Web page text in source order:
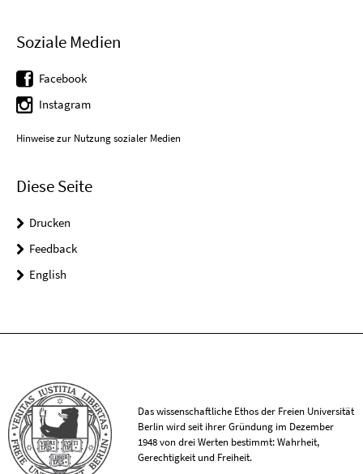
Soziale Medien
Facebook
Instagram
Hinweise zur Nutzung sozialer Medien
Diese Seite
Drucken
Feedback
English
Das wissenschaftliche Ethos der Freien Universität
Berlin wird seit ihrer Gründung im Dezember
1948 von drei Werten bestimmt: Wahrheit,
Gerechtigkeit und Freiheit.